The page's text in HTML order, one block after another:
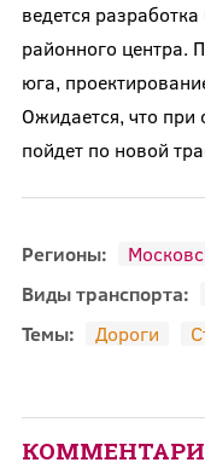
ведется
районного центра.
юга,
Ожидается, что при
пойдет по новой
Регионы:
Виды транспорта:
Темы:
Дороги